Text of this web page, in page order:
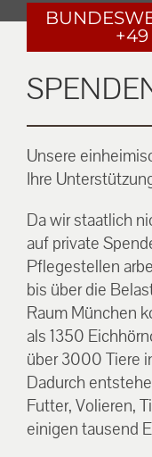
+49
Unsere
Ihre
Da wir staatlich
auf private
Pflegestellen
bis über die
Raum München
als 1350
über 3000 Tiere
Dadurch
Futter, Volieren,
einigen tausend